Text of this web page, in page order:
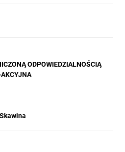
ODPOWIEDZIALNOŚCIĄ